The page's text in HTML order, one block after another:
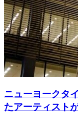
ニューヨークタ
たアーティスト